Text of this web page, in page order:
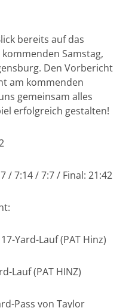
bereits auf das
Samstag,
Den Vorbericht
am kommenden
gemeinsam alles
erfolgreich gestalten!
/ 7:14 / 7:7 / Final: 21:42
Yard-Lauf (PAT Hinz)
Lauf (PAT HINZ)
Pass von Taylor